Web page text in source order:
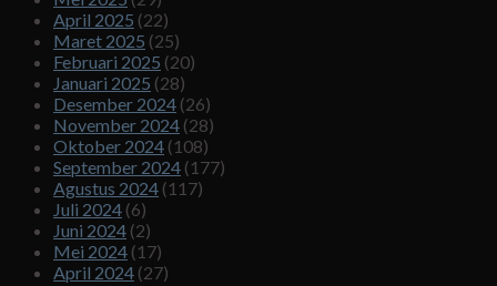
April 2025 (22)
Maret 2025 (25)
Februari 2025 (20)
Januari 2025 (28)
Desember 2024 (26)
November 2024 (28)
Oktober 2024 (108)
September 2024 (177)
Agustus 2024 (117)
Juli 2024 (6)
Juni 2024 (2)
Mei 2024 (17)
April 2024 (27)